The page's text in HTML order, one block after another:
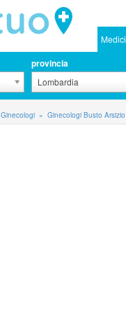
Medici
provincia
Lombardia
Ginecologi Ginecologi Busto Arsizio